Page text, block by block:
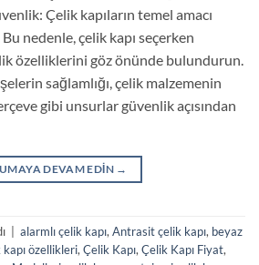
Çelik kapıların temel amacı
nedenle, çelik kapı seçerken
özelliklerini göz önünde bulundurun.
sağlamlığı, çelik malzemenin
gibi unsurlar güvenlik açısından
DEVAM EDIN →
alarmlı çelik kapı, Antrasit çelik kapı, beyaz
özellikleri, Çelik Kapı, Çelik Kapı Fiyat,